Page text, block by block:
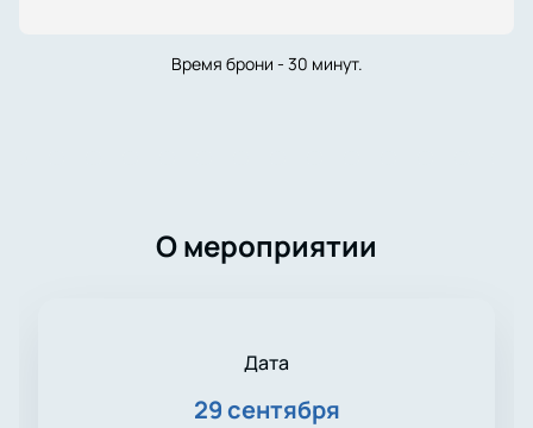
Время брони - 30 минут.
О мероприятии
Дата
29 сентября